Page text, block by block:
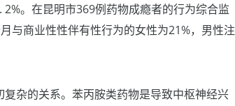
。在昆明市369例药物成瘾者的行为综合监
与商业性性伴有性行为的女性为21%，男性注
杂的关系。苯丙胺类药物是导致中枢神经兴